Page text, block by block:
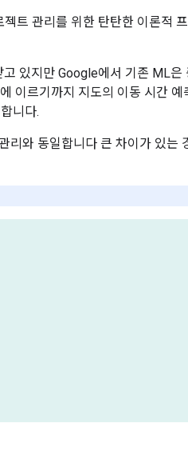
트 관리를 위한 탄탄한 이론적
있지만 Google에서 기존 ML은
이르기까지 지도의 이동 시간 예
니다.
와 동일합니다 큰 차이가 있는